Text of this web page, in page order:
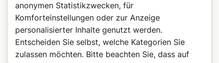
anonymen Statistikzwecken, für
Komforteinstellungen oder zur Anzeige
personalisierter Inhalte genutzt werden.
Entscheiden Sie selbst, welche Kategorien Sie
zulassen möchten. Bitte beachten Sie, dass auf